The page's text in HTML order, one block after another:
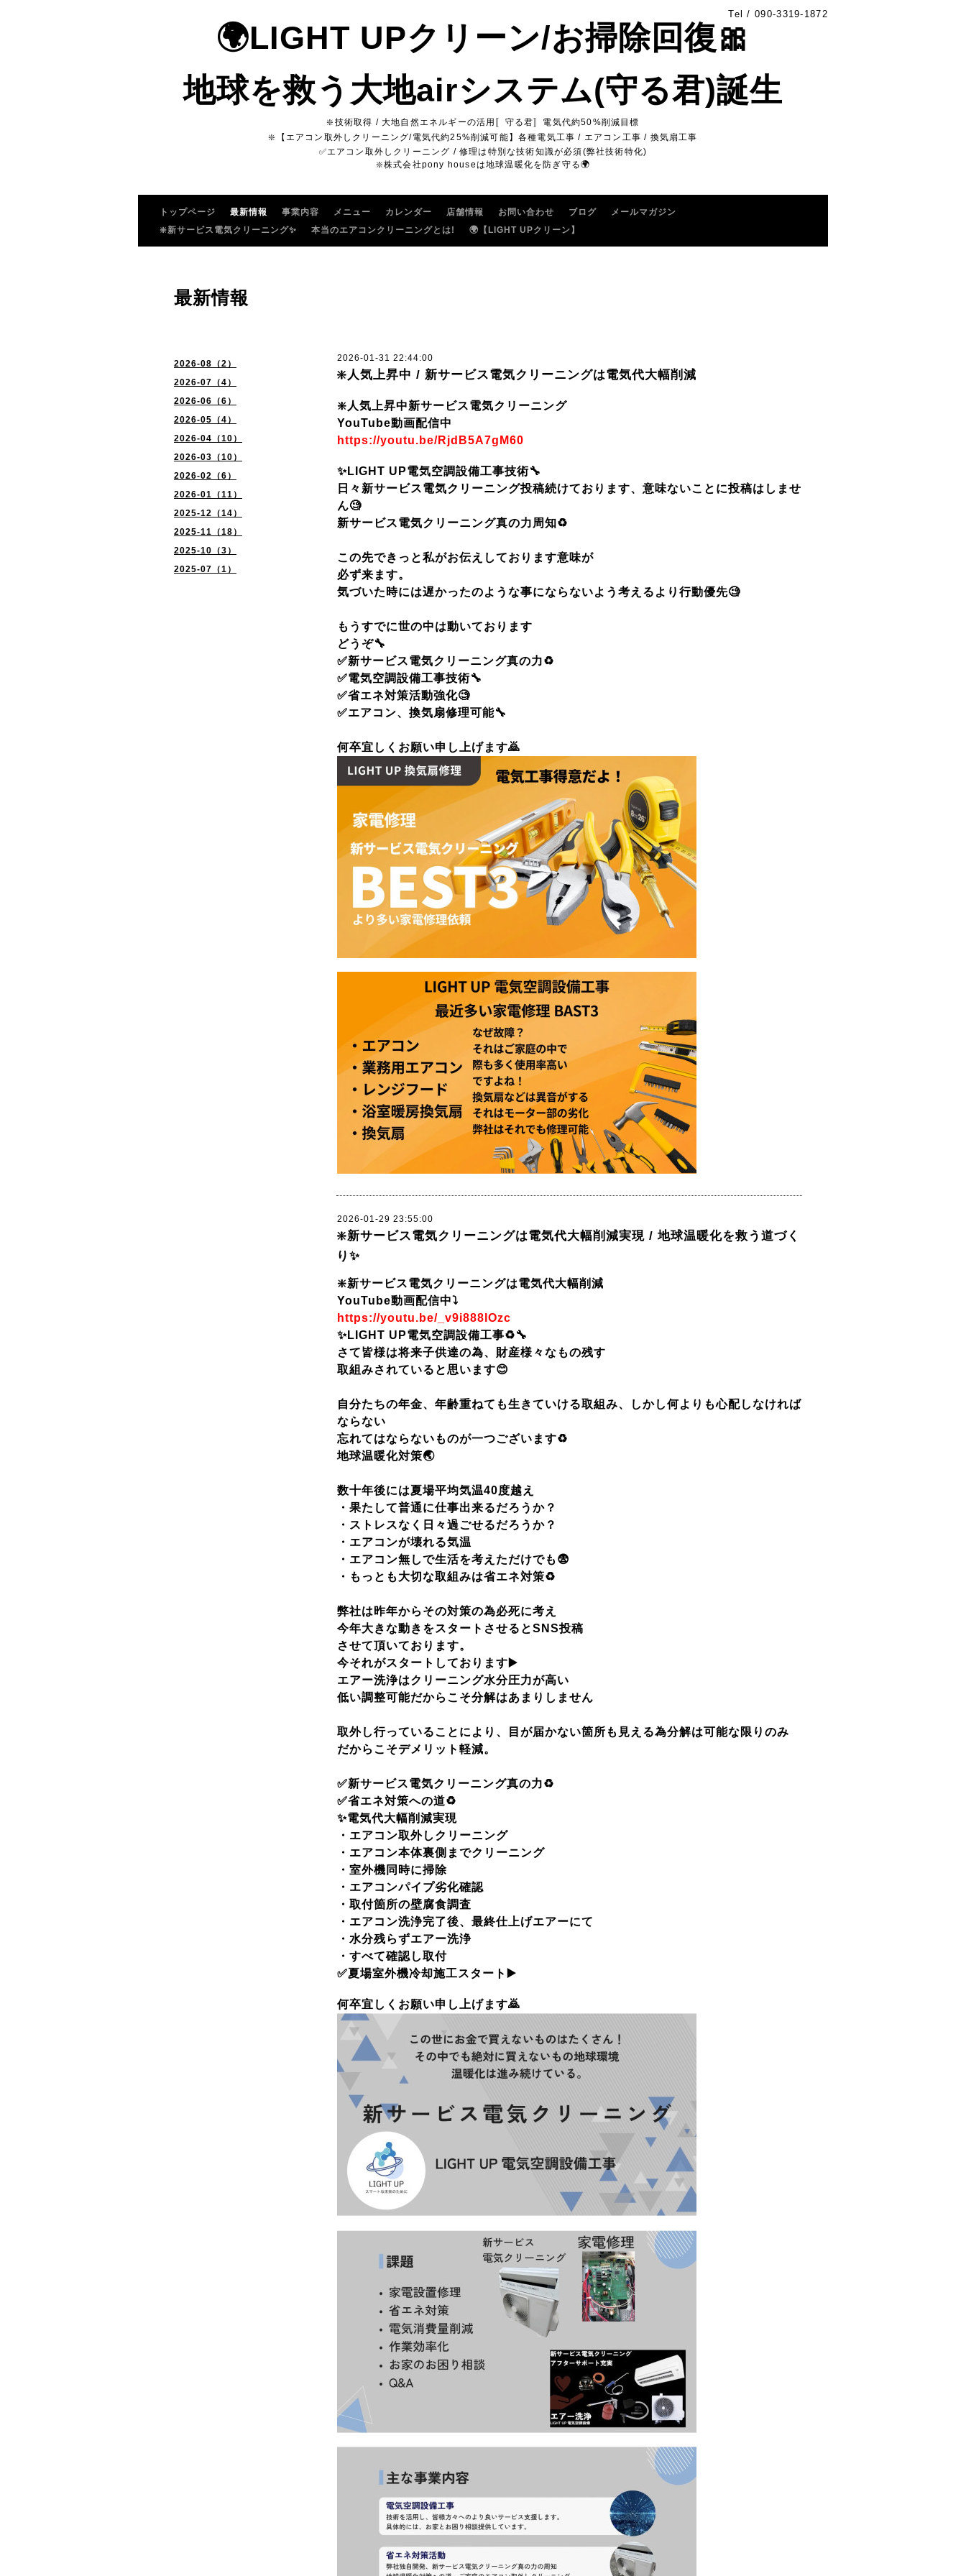
Tel /090-3319-1872
🌍LIGHT UPクリーン/お掃除回復🎀
地球を救う大地airシステム(守る君)誕生
❇️技術取得 / 大地自然エネルギーの活用〚守る君〛電気代約50%削減目標
❇️【エアコン取外しクリーニング/電気代約25%削減可能】各種電気工事 / エアコン工事 / 換気扇工事
✅エアコン取外しクリーニング / 修理は特別な技術知識が必須(弊社技術特化)
❇️株式会社pony houseは地球温暖化を防ぎ守る🌍
トップページ 最新情報 事業内容 メニュー カレンダー 店舗情報 お問い合わせ ブログ
メールマガジン
❇️新サービス電気クリーニング✨
本当のエアコンクリーニングとは! 🌍【LIGHT UPクリーン】
2026-08（2）
2026-07（4）
2026-06（6）
2026-05（4）
2026-04（10）
2026-03（10）
2026-02（6）
2026-01（11）
2025-12（14）
2025-11（18）
2025-10（3）
2025-07（1）
最新情報
2026-01-31 22:44:00
❇️人気上昇中 / 新サービス電気クリーニングは電気代大幅削減
❇️人気上昇中新サービス電気クリーニング
YouTube動画配信中
https://youtu.be/RjdB5A7gM60
✨LIGHT UP電気空調設備工事技術🔧
日々新サービス電気クリーニング投稿続けております、意味ないことに投稿はしませ
ん🧐
新サービス電気クリーニング真の力周知♻️
この先できっと私がお伝えしております意味が
必ず来ます。
気づいた時には遅かったのような事にならないよう考えるより行動優先🧐
もうすでに世の中は動いております
どうぞ🔧
✅新サービス電気クリーニング真の力♻️
✅電気空調設備工事技術🔧
✅省エネ対策活動強化🧐
✅エアコン、換気扇修理可能🔧
何卒宜しくお願い申し上げます🙇
2026-01-29 23:55:00
❇️新サービス電気クリーニングは電気代大幅削減実現 / 地球温暖化を救う道づく
り✨
❇️新サービス電気クリーニングは電気代大幅削減
YouTube動画配信中⤵️
https://youtu.be/_v9i888lOzc
✨LIGHT UP電気空調設備工事♻️🔧
さて皆様は将来子供達の為、財産様々なもの残す
取組みされていると思います😊
自分たちの年金、年齢重ねても生きていける取組み、しかし何よりも心配しなければ
ならない
忘れてはならないものが一つございます♻️
地球温暖化対策🌏
数十年後には夏場平均気温40度越え
・果たして普通に仕事出来るだろうか？
・ストレスなく日々過ごせるだろうか？
・エアコンが壊れる気温
・エアコン無しで生活を考えただけでも 😨
・もっとも大切な取組みは省エネ対策♻️
弊社は昨年からその対策の為必死に考え
今年大きな動きをスタートさせるとSNS投稿
させて頂いております。
今それがスタートしております▶️
エアー洗浄はクリーニング水分圧力が高い
低い調整可能だからこそ分解はあまりしません
取外し行っていることにより、目が届かない箇所も見える為分解は可能な限りのみ
だからこそデメリット軽減。
✅新サービス電気クリーニング真の力♻️
✅省エネ対策への道♻️
✨電気代大幅削減実現
・エアコン取外しクリーニング
・エアコン本体裏側までクリーニング
・室外機同時に掃除
・エアコンパイプ劣化確認
・取付箇所の壁腐食調査
・エアコン洗浄完了後、最終仕上げエアーにて
・水分残らずエアー洗浄
・すべて確認し取付
✅夏場室外機冷却施工スタート ▶️
何卒宜しくお願い申し上げます🙇